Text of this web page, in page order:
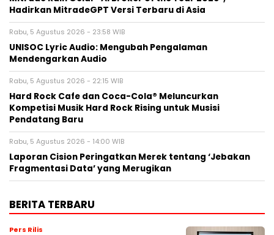
Hadirkan MitradeGPT Versi Terbaru di Asia
Rabu, 5 Agustus 2026 - 23:58 WIB
UNISOC Lyric Audio: Mengubah Pengalaman
Mendengarkan Audio
Rabu, 5 Agustus 2026 - 22:15 WIB
Hard Rock Cafe dan Coca-Cola® Meluncurkan
Kompetisi Musik Hard Rock Rising untuk Musisi
Pendatang Baru
Rabu, 5 Agustus 2026 - 14:00 WIB
Laporan Cision Peringatkan Merek tentang ‘Jebakan
Fragmentasi Data’ yang Merugikan
BERITA TERBARU
Pers Rilis